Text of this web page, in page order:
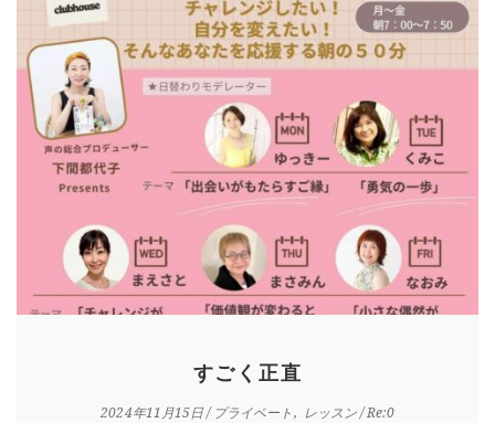
すごく正直
2024年11月15日/ プライベート レッスン/ Re:0